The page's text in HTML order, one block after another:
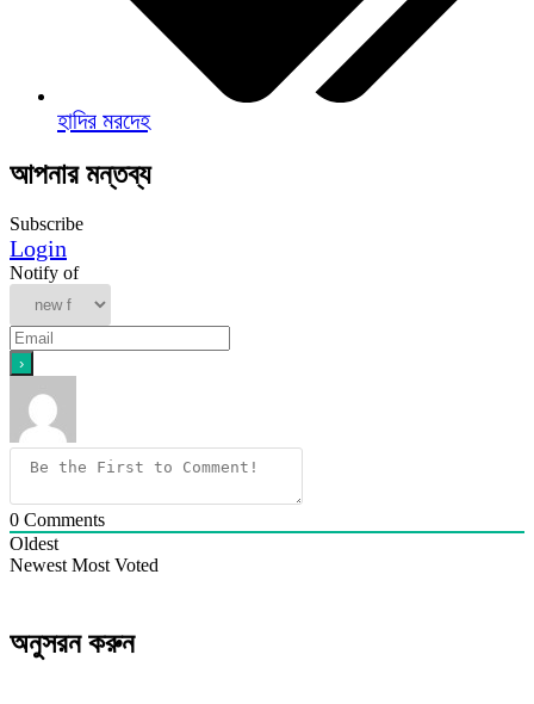
হাদির মরদেহ
আপনার মন্তব্য
Subscribe
Login
Notify of
0 Comments
Oldest
Newest Most Voted
অনুসরন করুন